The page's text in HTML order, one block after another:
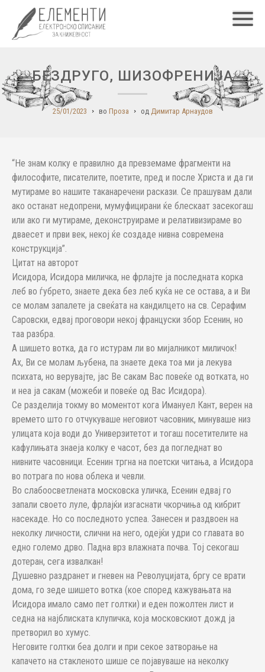
БЕЗДРУГО, ШИЗОФРЕНИЈА
25/01/2023 во Проза од Димитар Арнаудов
“Не знам колку е правилно да превземаме фрагменти на
философите, писателите, поетите, пред и после Христа и да ги
мутираме во нашите таканаречени раскази. Се прашувам дали
ако останат недопрени, мумуфицирани ќе блескаат засекогаш
или ако ги мутираме, деконструираме и релативизираме во
дваесет и први век, некој ќе создаде нивна современа
конструкција”.
Цитат на авторот
Исидора, Исидора миличка, не фрлајте ја последната корка
леб во ѓубрето, знаeте дека без леб куќа не се остава, а и Ви
се молам запалете ја свеќата на кандилцето на св. Серафим
Саровски, едвај проговори некој француски збор Есенин, но
таа разбра.
А шишето вотка, да го истурам ли во мијалникот миличок!
Ах, Ви се молам љубена, па знаете дека тоа ми ја лекува
психата, но верувајте, јас Ве сакам Вас повеќе од вотката, но
и неа ја сакам (можеби и повеќе од Вас Исидора).
Се разделија токму во моментот кога Имануел Кант, верен на
времето што го отчукуваше неговиот часовник, минуваше низ
улицата која води до Универзитетот и тогаш посетителите на
кафулињата знаеја колку е часот, без да погледнат во
нивните часовници. Есенин тргна на поетски читања, а Исидора
во потрага по нова облека и чевли.
Во слабоосветлената московска уличка, Есенин едвај го
запали своето луле, фрлајќи изгаснати чкорчиња од кибрит
насекаде. Но со последното успеа. Занесен и раздвоен на
неколку личности, слични на него, одејќи удри со главата во
едно големо дрво. Падна врз влажната почва. Тој секогаш
дотеран, сега извалкан!
Душевно раздранет и гневен на Револуцијата, бргу се врати
дома, го зеде шишето вотка (кое според кажувањата на
Исидора имало само пет голтки) и еден пожолтен лист и
седна на најблиската клупичка, која московскиот дожд ја
претворил во хумус.
Неговите голтки беа долги и при секое затворање на
капачето на стакленото шише се појавуваше на неколку